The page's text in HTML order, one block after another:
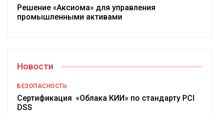
Решение «Аксиома» для управления
промышленными активами
Новости
БЕЗОПАСНОСТЬ
Сертификация «Облака КИИ» по стандарту PCI
DSS